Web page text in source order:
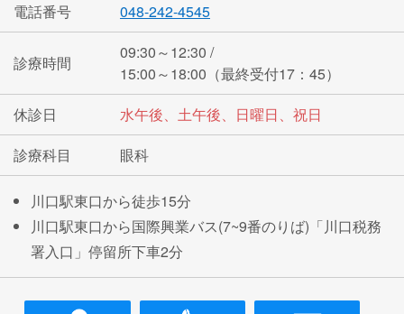
電話番号
048-242-4545
診療時間
09:30～12:30 /
15:00～18:00（最終受付17：45）
休診日
水午後、土午後、日曜日、祝日
診療科目
眼科
川口駅東口から徒歩15分
川口駅東口から国際興業バス(7~9番のりば)「川口税務
署入口」停留所下車2分